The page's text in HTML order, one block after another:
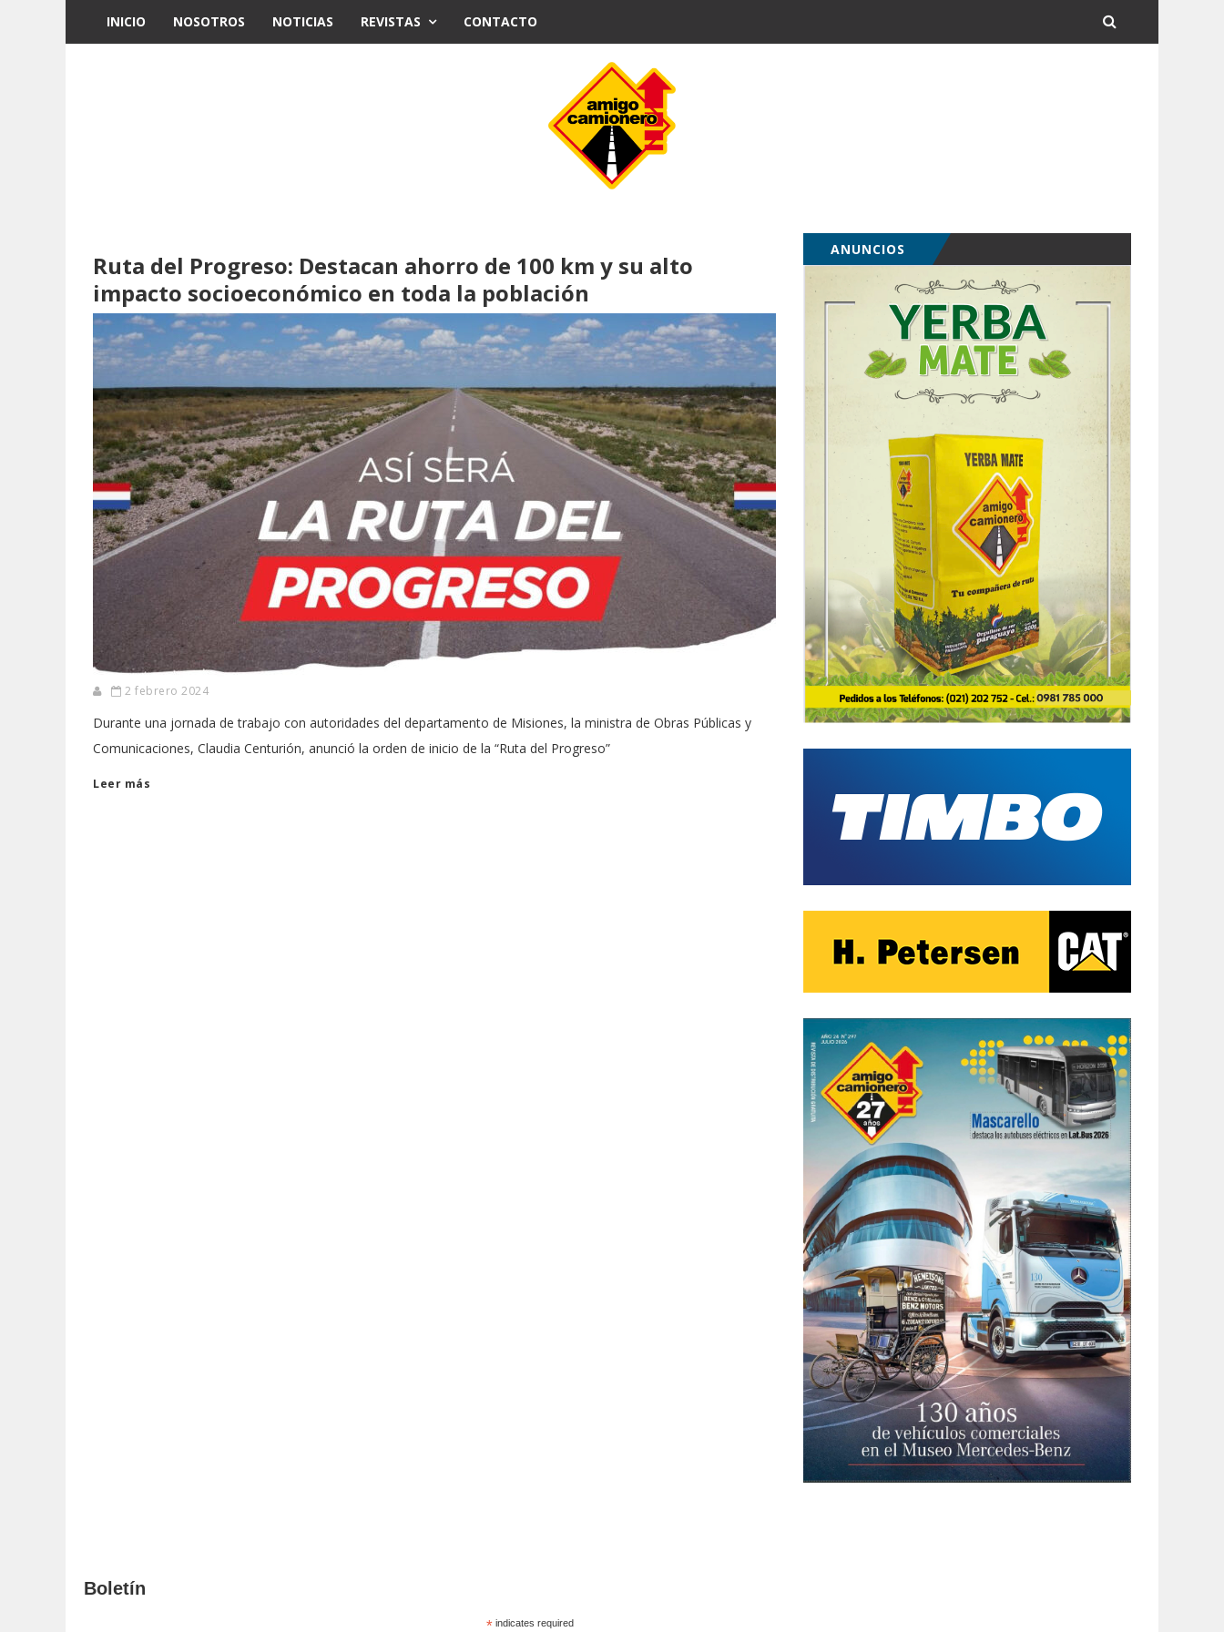
INICIO NOSOTROS NOTICIAS REVISTAS CONTACTO
Ruta del Progreso: Destacan ahorro de 100 km y su alto
impacto socioeconómico en toda la población
2 febrero 2024
Durante una jornada de trabajo con autoridades del departamento de Misiones, la ministra de Obras Públicas y
Comunicaciones, Claudia Centurión, anunció la orden de inicio de la “Ruta del Progreso”
Leer más
ANUNCIOS
Boletín
*indicates required